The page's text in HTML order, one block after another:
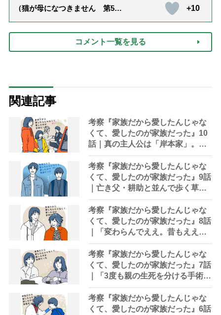
（猫が母になつきません 第500
+10
コメント一覧を見る
関連記事
考察『家族だから愛したんじゃな
くて、愛したのが家族だった』10
話｜真の主人公は「岸本家」。演
技派俳優・河合優実の誕生を見届
けた幸せ
考察『家族だから愛したんじゃな
くて、愛したのが家族だった』9話
｜亡き父・耕助と並んで歩く草太
「パパ、この道でええ？」
考察『家族だから愛したんじゃな
くて、愛したのが家族だった』8話
｜「変わらんでええ。昔もええ。
今もええ。一生懸命食べて、一生
懸命生きてれば、それでええ」
考察『家族だから愛したんじゃな
くて、愛したのが家族だった』7話
｜「3度も親の生死を分ける手術に
娘を立ち会わせるなんて」
考察『家族だから愛したんじゃな
くて、愛したのが家族だった』6話